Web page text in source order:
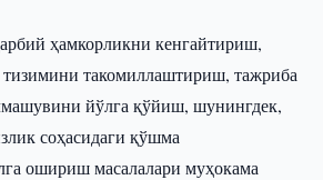
ҳамкорликни кенгайтириш,
такомиллаштириш, тажриба
йўлга қўйиш, шунингдек,
соҳасидаги қўшма
ошириш масалалари муҳокама